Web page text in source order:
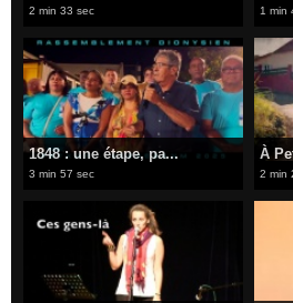
2 min 33 sec 1 min
​1848 : une étape, pa...
3 min 57 sec
À
2 min